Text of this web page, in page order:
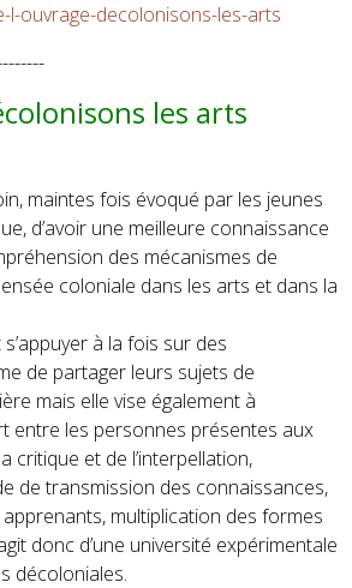
l-ouvrage-decolonisons-les-arts
les arts
maintes fois évoqué par les jeunes
d’avoir une meilleure connaissance
des mécanismes de
coloniale dans les arts et dans la
à la fois sur des
de partager leurs sujets de
mais elle vise également à
entre les personnes présentes aux
critique et de l’interpellation,
de transmission des connaissances,
multiplication des formes
donc d’une université expérimentale
décoloniales.